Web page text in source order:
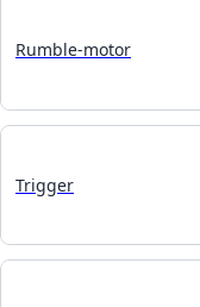
Rumble-motor
Trigger